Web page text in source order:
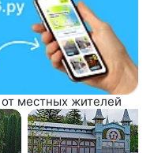
местных жителей